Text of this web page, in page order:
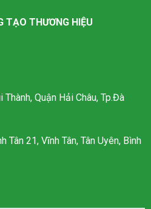
TẠO THƯƠNG HIỆU
Quận Hải Châu, Tp.Đà
Tân 21, Vĩnh Tân, Tân Uyên, Bình